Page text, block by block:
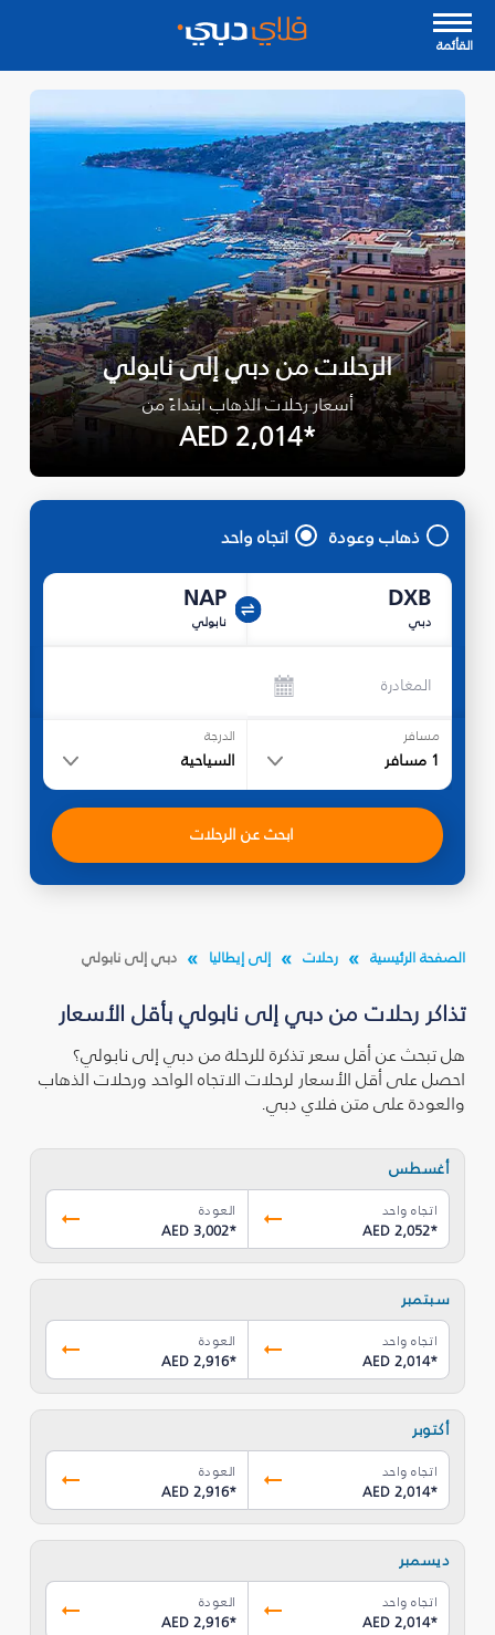
القأئمة
الرحلات من دبي إلى نابولي
أسعار رحلات الذهاب ابتداءً من
*AED 2,014
ذهاب وعودة اتجاه واحد
DXB
دبي
NAP
نابولي
المغادرة
مسافر
1 مسافر
الدرجة
السياحية
ابحث عن الرحلات
الصفحة الرئيسية رحلات إلى إيطاليا دبي إلى نابولي
تذاكر رحلات من دبي إلى نابولي بأقل الأسعار
هل تبحث عن أقل سعر تذكرة للرحلة من دبي إلى نابولي؟
احصل على أقل الأسعار لرحلات الاتجاه الواحد ورحلات الذهاب
والعودة على متن فلاي دبي.
أغسطس
اتجاه واحد
AED 2,052*
العودة
AED 3,002*
سبتمبر
اتجاه واحد
AED 2,014*
العودة
AED 2,916*
أكتوبر
اتجاه واحد
AED 2,014*
العودة
AED 2,916*
ديسمبر
اتجاه واحد
AED 2,014*
العودة
AED 2,916*